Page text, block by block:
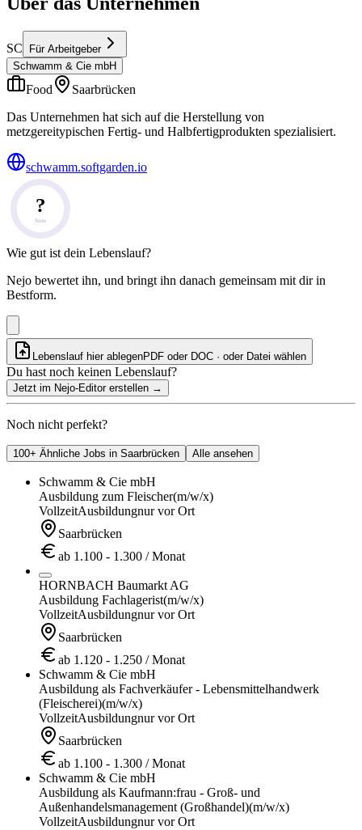
SC
Für Arbeitgeber
Schwamm & Cie mbH
Food
Saarbrücken
Das Unternehmen hat sich auf die Herstellung von
metzgereitypischen Fertig- und Halbfertigprodukten spezialisiert.
schwamm.softgarden.io
?
Note
Wie gut ist dein Lebenslauf?
Nejo bewertet ihn, und bringt ihn danach gemeinsam mit dir in
Bestform.
Lebenslauf hier ablegenPDF oder DOC · oder Datei wählen
Du hast noch keinen Lebenslauf?
Jetzt im Nejo-Editor erstellen →
Noch nicht perfekt?
100+ Ähnliche Jobs in Saarbrücken Alle ansehen
Schwamm & Cie mbH
Ausbildung zum Fleischer(m/w/x)
VollzeitAusbildungnur vor Ort
Saarbrücken
ab 1.100 - 1.300 / Monat
HORNBACH Baumarkt AG
Ausbildung Fachlagerist(m/w/x)
VollzeitAusbildungnur vor Ort
Saarbrücken
ab 1.120 - 1.250 / Monat
Schwamm & Cie mbH
Ausbildung als Fachverkäufer - Lebensmittelhandwerk
(Fleischerei)(m/w/x)
VollzeitAusbildungnur vor Ort
Saarbrücken
ab 1.100 - 1.300 / Monat
Schwamm & Cie mbH
Ausbildung als Kaufmann:frau - Groß- und
Außenhandelsmanagement (Großhandel)(m/w/x)
VollzeitAusbildungnur vor Ort